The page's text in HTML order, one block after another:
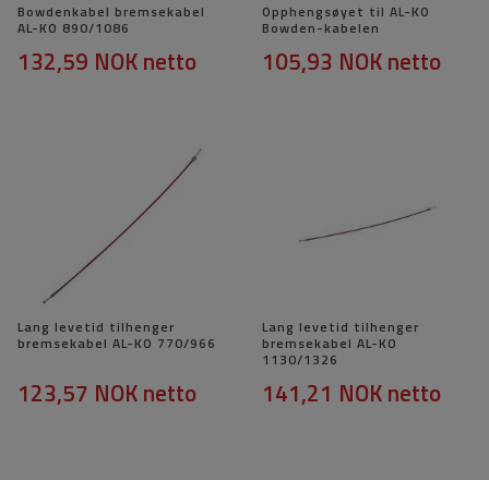
Bowdenkabel bremsekabel
AL-KO 890/1086
132,59 NOKnetto
Opphengsøyet til AL-KO
Bowden-kabelen
105,93 NOKnetto
Lang levetid tilhenger
bremsekabel AL-KO 770/966
123,57 NOKnetto
Lang levetid tilhenger
bremsekabel AL-KO
1130/1326
141,21 NOKnetto